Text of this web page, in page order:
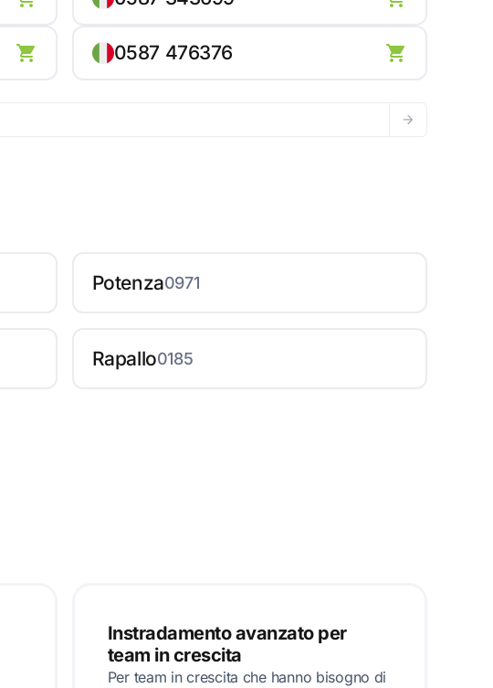
0587 476376
Potenza0971
Rapallo0185
Instradamento avanzato per
team in crescita
Per team in crescita che hanno bisogno di